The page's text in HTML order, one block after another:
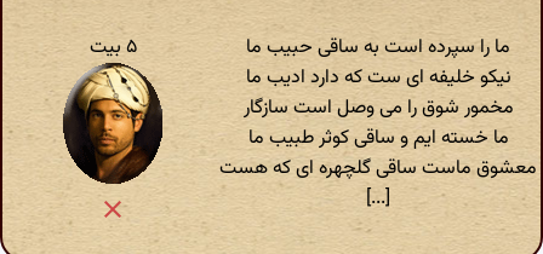
ما را سپرده است به ساقی حبیب ما
نیکو خلیفه ای ست که دارد ادیب ما
مخمور شوق را می وصل است سازگار
ما خسته ایم و ساقی کوثر طبیب ما
معشوق ماست ساقی گلچهره ای که هست
[...]
۵ بیت